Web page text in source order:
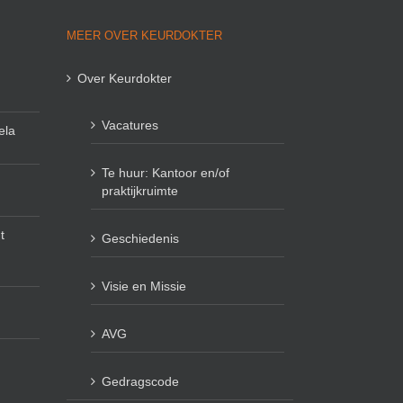
MEER OVER KEURDOKTER
Over Keurdokter
Vacatures
Te huur: Kantoor en/of
praktijkruimte
Geschiedenis
Visie en Missie
AVG
Gedragscode